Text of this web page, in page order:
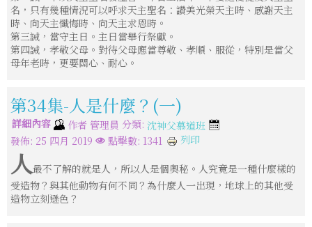
名，只有幾種情況可以呼求天主聖名：讚美光榮天主時、感謝天主
時、向天主懺悔時、向天主求恩時。
第三誡，當守主日。主日當舉行祭獻。
第四誡，孝敬父母。對待父母應當尊敬、孝順、服從，特別是當父
母年老時，更要關心、耐心。
第34集-人是什麼？(一)
詳細內容 作者 管理員 分類: 沈神父慕道班
發佈: 25 四月 2019
點擊數: 1341 列印
人最不了解的就是人，所以人是個奧秘。人究竟是一種什麼樣的
受造物？與其他動物有何不同？為什麼人一出現，地球上的其他受
造物立刻遜色？